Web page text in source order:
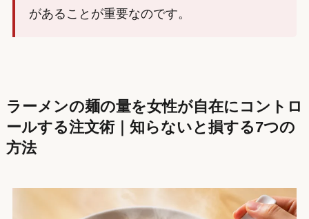
があることが重要なのです。
ラーメンの麺の量を女性が自在にコントロ
ールする注文術｜知らないと損する7つの
方法